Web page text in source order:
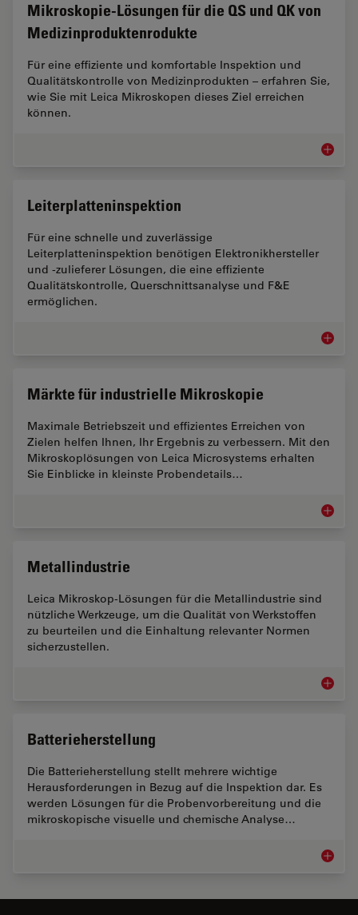
Mikroskopie-Lösungen für die QS und QK von
Medizinproduktenrodukte
Für eine effiziente und komfortable Inspektion und
Qualitätskontrolle von Medizinprodukten – erfahren Sie,
wie Sie mit Leica Mikroskopen dieses Ziel erreichen
können.
Leiterplatteninspektion
Für eine schnelle und zuverlässige
Leiterplatteninspektion benötigen Elektronikhersteller
und -zulieferer Lösungen, die eine effiziente
Qualitätskontrolle, Querschnittsanalyse und F&E
ermöglichen.
Märkte für industrielle Mikroskopie
Maximale Betriebszeit und effizientes Erreichen von
Zielen helfen Ihnen, Ihr Ergebnis zu verbessern. Mit den
Mikroskoplösungen von Leica Microsystems erhalten
Sie Einblicke in kleinste Probendetails…
Märkte
Metallindustrie
Leica Mikroskop-Lösungen für die Metallindustrie sind
nützliche Werkzeuge, um die Qualität von Werkstoffen
zu beurteilen und die Einhaltung relevanter Normen
sicherzustellen.
Batterieherstellung
Die Batterieherstellung stellt mehrere wichtige
Herausforderungen in Bezug auf die Inspektion dar. Es
werden Lösungen für die Probenvorbereitung und die
mikroskopische visuelle und chemische Analyse…